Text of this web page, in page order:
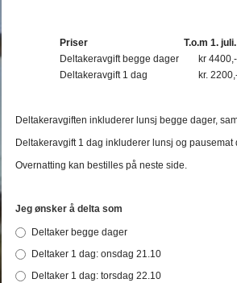
Priser T.o.m 1. juli.
Deltakeravgift begge dager
kr 4400,-
Deltakeravgift 1 dag
kr.
Deltakeravgiften inkluderer lunsj begge dager,
Deltakeravgift 1 dag inkluderer lunsj og pausemat
Overnatting kan bestilles på neste side.
Jeg ønsker å delta som
Deltaker begge dager
Deltaker 1 dag: onsdag 21.10
Deltaker 1 dag: torsdag 22.10